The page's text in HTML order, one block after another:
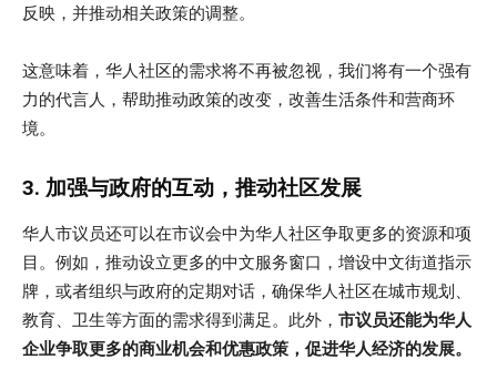
反映，并推动相关政策的调整。
这意味着，华人社区的需求将不再被忽视，我们将有一个强有
力的代言人，帮助推动政策的改变，改善生活条件和营商环
境。
3. 加强与政府的互动，推动社区发展
华人市议员还可以在市议会中为华人社区争取更多的资源和项
目。例如，推动设立更多的中文服务窗口，增设中文街道指示
牌，或者组织与政府的定期对话，确保华人社区在城市规划、
教育、卫生等方面的需求得到满足。此外， 市议员还能为华人
企业争取更多的商业机会和优惠政策，促进华人经济的发展。